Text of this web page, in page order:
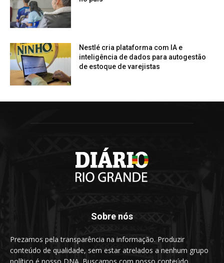
Nestlé cria plataforma com IA e
inteligência de dados para autogestão
de estoque de varejistas
Sobre nós
Prezamos pela transparência na informação. Produzir
conteúdo de qualidade, sem estar atrelados a nenhum grupo